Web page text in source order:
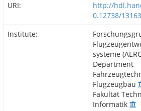
URI:
http://
0.12738/13163
Institute:
systeme
Department
Flugzeugbau
Fakultät
Informatik